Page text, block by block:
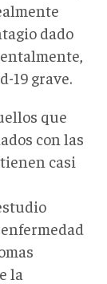
dado
19 grave.
que
con las
casi
la